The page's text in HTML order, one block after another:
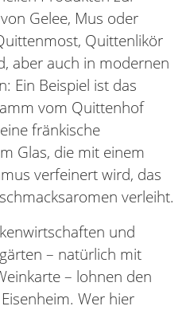
Gelee, Mus oder
Quittenlikör
aber auch in modernen
Ein Beispiel ist das
vom Quittenhof
fränkische
Glas, die mit einem
verfeinert wird, das
verleiht.
und
– natürlich mit
– lohnen den
Wer hier